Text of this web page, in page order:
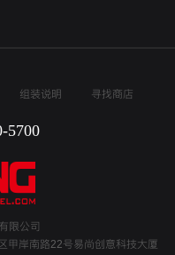
组装说明 寻找商店
5700
有限公司
甲岸南路22号易尚创意科技大厦